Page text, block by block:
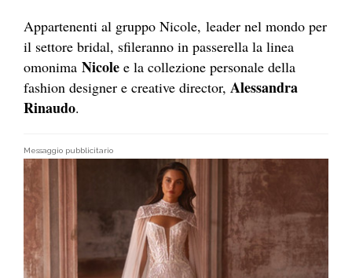
Appartenenti al gruppo Nicole, leader nel mondo per
il settore bridal, sfileranno in passerella la linea
omonima Nicole e la collezione personale della
fashion designer e creative director, Alessandra
Rinaudo.
Messaggio pubblicitario